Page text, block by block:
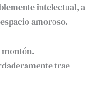
intelectual, a
amoroso.
montón.
trae